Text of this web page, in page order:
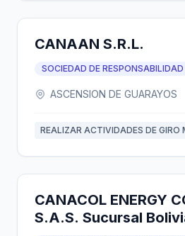
CANAAN S.R.L.
SOCIEDAD DE
ASCENSION DE GUARAYOS
REALIZAR ACTIVIDADES DE GIRO
CANACOL ENERGY
S.A.S. Sucursal